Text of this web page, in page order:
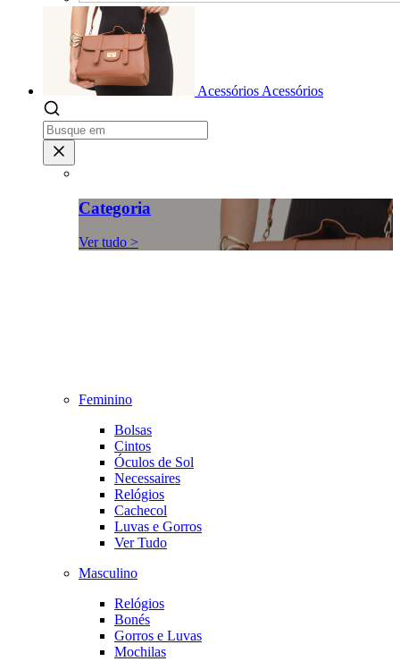
Acessórios Acessórios
Categoria
Ver tudo >
Feminino
Bolsas
Cintos
Óculos de Sol
Necessaires
Relógios
Cachecol
Luvas e Gorros
Ver Tudo
Masculino
Relógios
Bonés
Gorros e Luvas
Mochilas